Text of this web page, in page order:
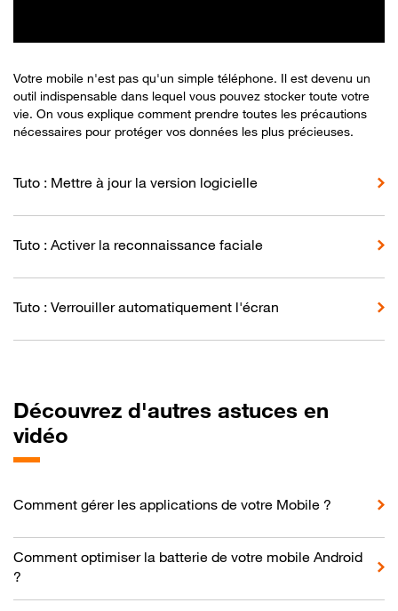
Votre mobile n'est pas qu'un simple téléphone. Il est devenu un
outil indispensable dans lequel vous pouvez stocker toute votre
vie. On vous explique comment prendre toutes les précautions
nécessaires pour protéger vos données les plus précieuses.
Tuto : Mettre à jour la version logicielle
Tuto : Activer la reconnaissance faciale
Tuto : Verrouiller automatiquement l'écran
Découvrez d'autres astuces en
vidéo
Comment gérer les applications de votre Mobile ?
Comment optimiser la batterie de votre mobile Android
?